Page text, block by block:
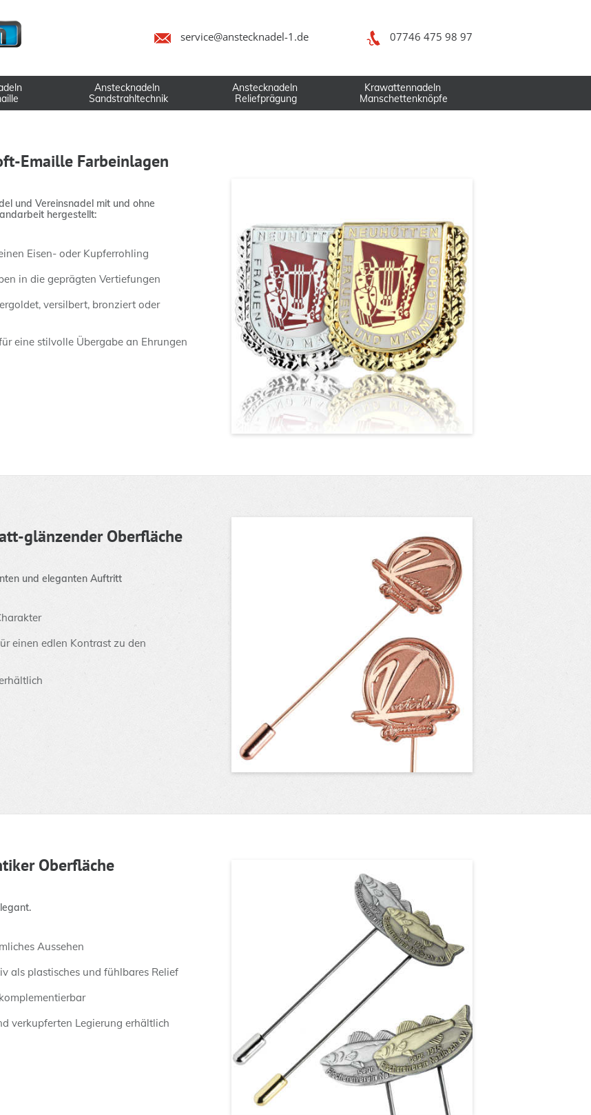
service@anstecknadel-1.de 07746 475 98 97
Anstecknadeln
Sandstrahltechnik
Anstecknadeln
Reliefprägung
Krawattennadeln
Manschettenknöpfe
Emaille Farbeinlagen
und Vereinsnadel mit und ohne
hergestellt:
Eisen- oder Kupferrohling
in die geprägten Vertiefungen
versilbert, bronziert oder
eine stilvolle Übergabe an Ehrungen
glänzender Oberfläche
und eleganten Auftritt
einen edlen Kontrast zu den
Oberfläche
Aussehen
als plastisches und fühlbares Relief
verkupferten Legierung erhältlich